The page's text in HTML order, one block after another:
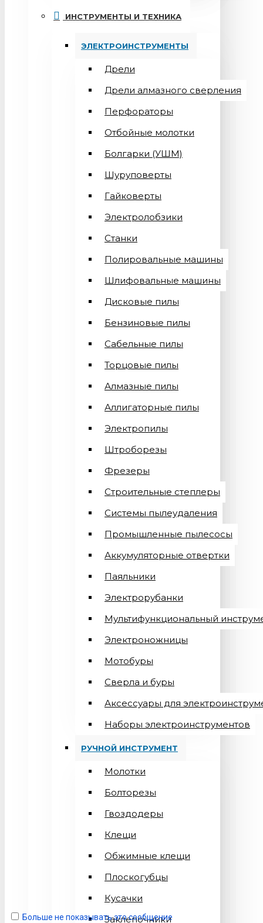
ИНСТРУМЕНТЫ И ТЕХНИКА
ЭЛЕКТРОИНСТРУМЕНТЫ
Дрели
Дрели алмазного сверления
Перфораторы
Отбойные молотки
Болгарки (УШМ)
Шуруповерты
Гайковерты
Электролобзики
Станки
Полировальные машины
Шлифовальные машины
Дисковые пилы
Бензиновые пилы
Сабельные пилы
Торцовые пилы
Алмазные пилы
Аллигаторные пилы
Электропилы
Штроборезы
Фрезеры
Строительные степлеры
Системы пылеудаления
Промышленные пылесосы
Аккумуляторные отвертки
Паяльники
Электрорубанки
Мультифункциональный
Электроножницы
Мотобуры
Сверла и буры
Аксессуары для
Наборы электроинструментов
РУЧНОЙ ИНСТРУМЕНТ
Молотки
Болторезы
Гвоздодеры
Клещи
Обжимные клещи
Плоскогубцы
Кусачки
Заклепочники
Больше не показывать это сообщение